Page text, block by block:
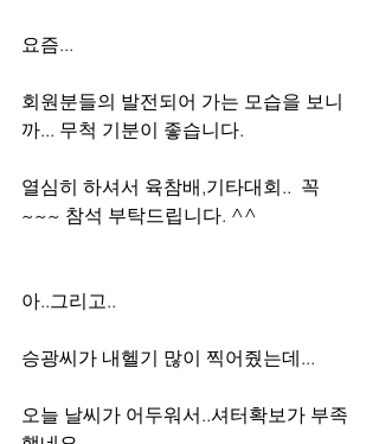
요즘...
회원분들의 발전되어 가는 모습을 보니
까... 무척 기분이 좋습니다.
열심히 하셔서 육참배,기타대회..  꼭
~~~ 참석 부탁드립니다. ^^
아..그리고..
승광씨가 내헬기 많이 찍어줬는데...
오늘 날씨가 어두워서..셔터확보가 부족